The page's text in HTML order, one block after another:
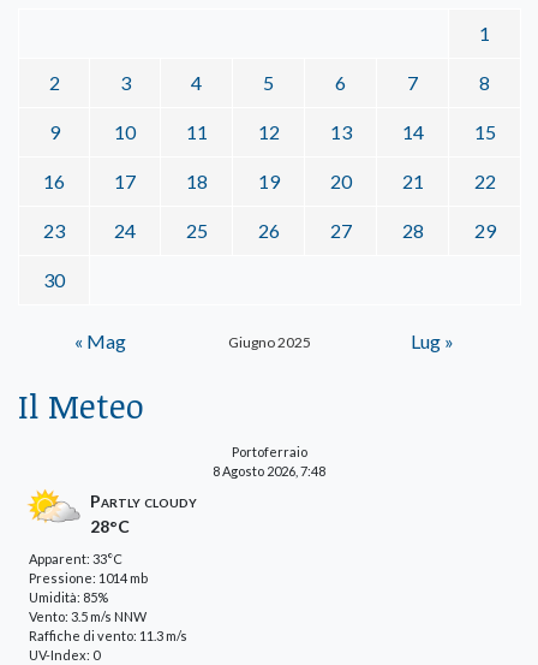
Giugno 2025
1
2 3 4 5 6 7 8
9 10 11 12 13 14 15
16 17 18 19 20 21 22
23 24 25 26 27 28 29
30
« Mag Lug »
Il Meteo
Portoferraio
8 Agosto 2026, 7:48
Partly cloudy
28°C
Apparent: 33°C
Pressione: 1014 mb
Umidità: 85%
Vento: 3.5 m/s NNW
Raffiche di vento: 11.3 m/s
UV-Index: 0